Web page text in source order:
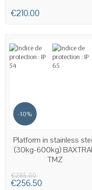
€210.00
-10%
AVAILABLE
Platform in stainless
(30kg-600kg)
TMZ
€285.00
€256.50